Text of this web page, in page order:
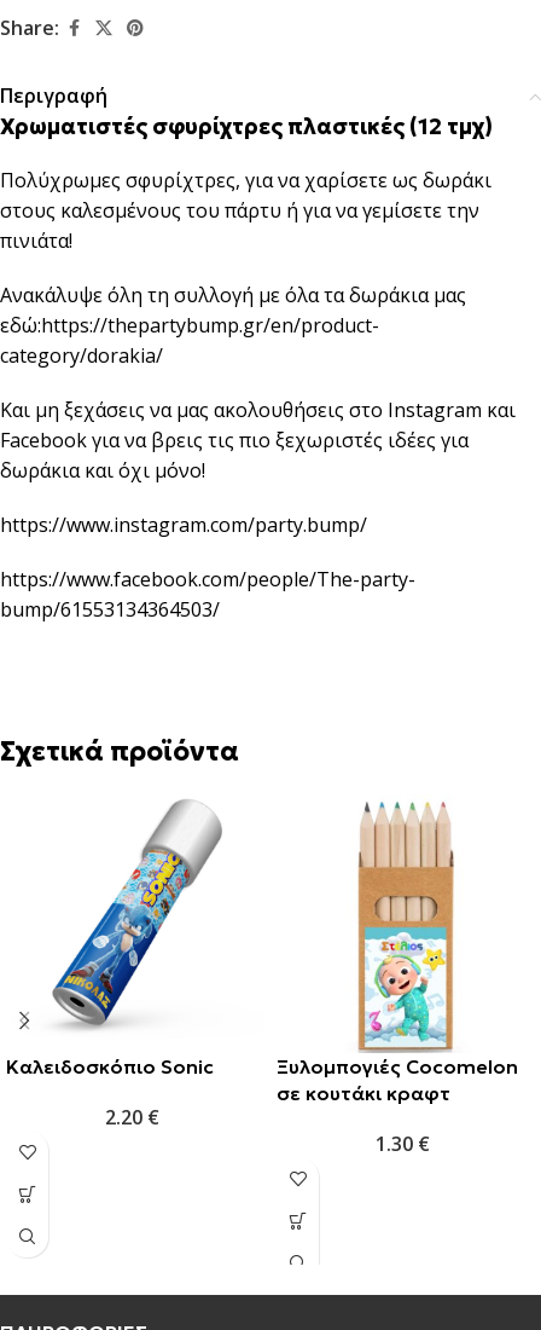
Share:
Περιγραφή
Χρωματιστές σφυρίχτρες πλαστικές (12 τμχ)
Πολύχρωμες σφυρίχτρες, για να χαρίσετε ως δωράκι
στους καλεσμένους του πάρτυ ή για να γεμίσετε την
πινιάτα!
Ανακάλυψε όλη τη συλλογή με όλα τα δωράκια μας
εδώ:https://thepartybump.gr/en/product-
category/dorakia/
Και μη ξεχάσεις να μας ακολουθήσεις στο Instagram και
Facebook για να βρεις τις πιο ξεχωριστές ιδέες για
δωράκια και όχι μόνο!
https://www.instagram.com/party.bump/
https://www.facebook.com/people/The-party-
bump/61553134364503/
Σχετικά προϊόντα
Καλειδοσκόπιο Sonic
2.20 €
Ξυλομπογιές Cocomelon
σε κουτάκι κραφτ
1.30 €